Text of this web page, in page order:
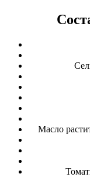
Масло